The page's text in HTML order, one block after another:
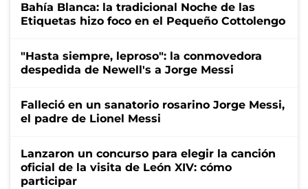
Bahía Blanca: la tradicional Noche de las
Etiquetas hizo foco en el Pequeño Cottolengo
"Hasta siempre, leproso": la conmovedora
despedida de Newell's a Jorge Messi
Falleció en un sanatorio rosarino Jorge Messi,
el padre de Lionel Messi
Lanzaron un concurso para elegir la canción
oficial de la visita de León XIV: cómo
participar